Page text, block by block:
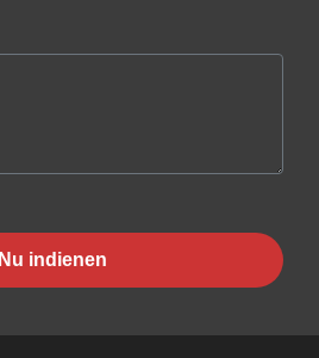
Nu indienen